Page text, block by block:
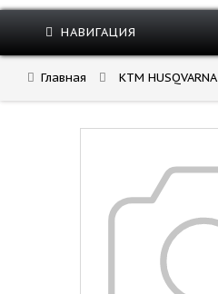
НАВИГАЦИЯ
Главная KTM HUSQVARNA